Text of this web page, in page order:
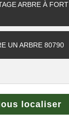
ARBRE À
UN ARBRE 80790
localiser